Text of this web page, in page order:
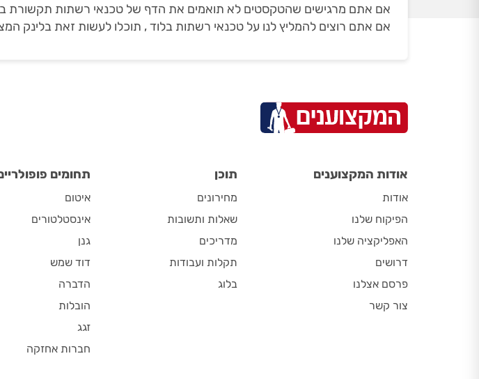
אם אתם מרגישים שהטקסטים לא תואמים את הדף של טכנאי רשתות תקשורת
אם אתם רוצים להמליץ לנו על טכנאי רשתות בלוד , תוכלו לעשות זאת בלינק
אודות המקצוענים
אודות
הפיקוח שלנו
האפליקציה שלנו
דרושים
פרסם אצלנו
צור קשר
תוכן
מחירונים
שאלות ותשובות
מדריכים
תקלות ועבודות
בלוג
תחומים
איטום
אינסטלטורים
גנן
דוד שמש
הדברה
הובלות
זגג
חברות אחזקה